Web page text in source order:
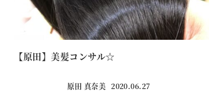
【原田】美髪コンサル☆
原田 真奈美 投稿日
2020.06.27